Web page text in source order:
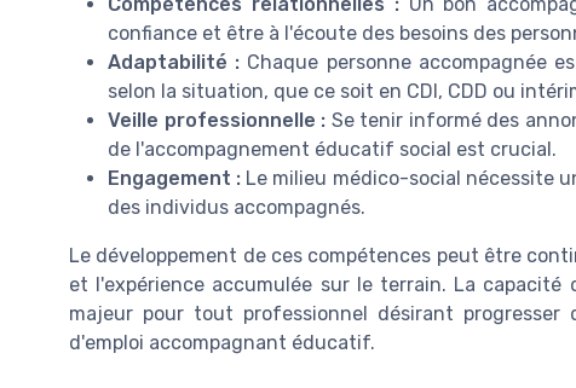
confiance et être à l'écoute des besoins des
Adaptabilité : Chaque personne accompagnée
selon la situation, que ce soit en CDI, CDD ou
Veille professionnelle : Se tenir informé des
de l'accompagnement éducatif social est crucial.
Engagement : Le milieu médico-social nécessite
des individus accompagnés.
Le développement de ces compétences peut être
et l'expérience accumulée sur le terrain. La
majeur pour tout professionnel désirant
d'emploi accompagnant éducatif.